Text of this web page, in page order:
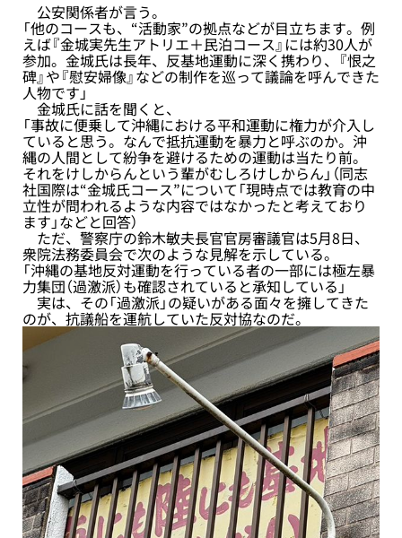
公安関係者が言う。
「他のコースも、“活動家”の拠点などが目立ちます。例
えば『金城実先生アトリエ＋民泊コース』には約30人が
参加。金城氏は長年、反基地運動に深く携わり、『恨之
碑』や『慰安婦像』などの制作を巡って議論を呼んできた
人物です」
金城氏に話を聞くと、
「事故に便乗して沖縄における平和運動に権力が介入し
ていると思う。なんで抵抗運動を暴力と呼ぶのか。沖
縄の人間として紛争を避けるための運動は当たり前。
それをけしからんという輩がむしろけしからん」（同志
社国際は“金城氏コース”について「現時点では教育の中
立性が問われるような内容ではなかったと考えており
ます」などと回答）
ただ、警察庁の鈴木敏夫長官官房審議官は5月8日、
衆院法務委員会で次のような見解を示している。
「沖縄の基地反対運動を行っている者の一部には極左暴
力集団（過激派）も確認されていると承知している」
実は、その「過激派」の疑いがある面々を擁してきた
のが、抗議船を運航していた反対協なのだ。